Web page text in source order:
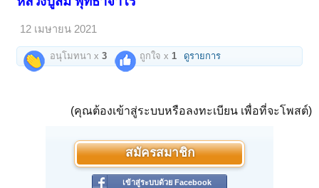
12 เมษายน 2021
อนุโมทนา x3 ถูกใจ x1 ดูรายการ
(คุณต้องเข้าสู่ระบบหรือลงทะเบียน เพื่อที่จะโพสต์)
สมัครสมาชิก
เข้าสู่ระบบด้วย Facebook